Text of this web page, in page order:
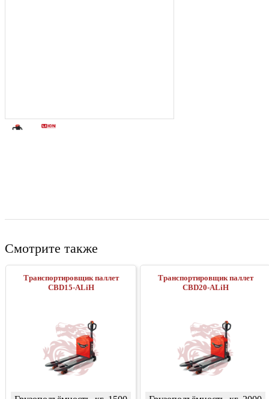
Смотрите также
Транспортировщик паллет
CBD15-ALiH
Транспортировщик паллет
CBD20-ALiH